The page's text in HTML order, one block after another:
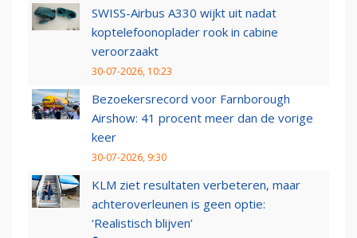
SWISS-Airbus A330 wijkt uit nadat
koptelefoonoplader rook in cabine
veroorzaakt
30-07-2026, 10:23
Bezoekersrecord voor Farnborough
Airshow: 41 procent meer dan de vorige
keer
30-07-2026, 9:30
KLM ziet resultaten verbeteren, maar
achteroverleunen is geen optie:
‘Realistisch blijven’